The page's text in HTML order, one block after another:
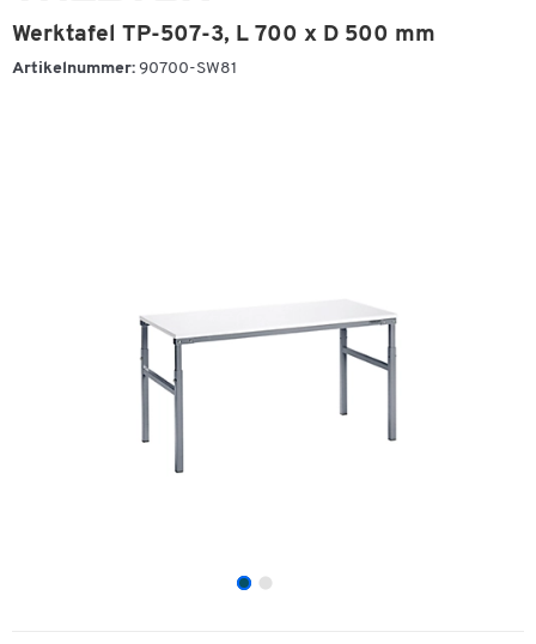
Werktafel TP-507-3, L 700 x D 500 mm
Artikelnummer: 90700-SW81